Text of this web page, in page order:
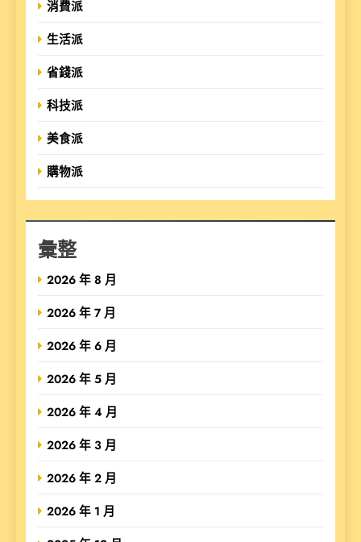
消費派
生活派
省錢派
科技派
美食派
購物派
彙整
2026 年 8 月
2026 年 7 月
2026 年 6 月
2026 年 5 月
2026 年 4 月
2026 年 3 月
2026 年 2 月
2026 年 1 月